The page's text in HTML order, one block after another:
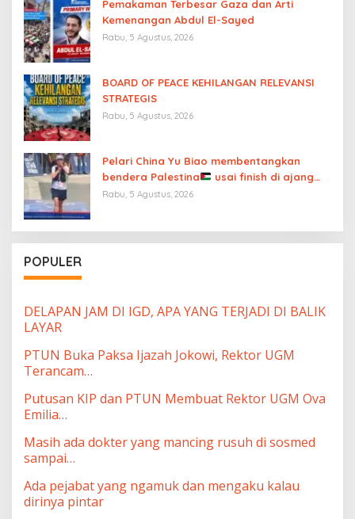
Pemakaman Terbesar Gaza dan Arti
Kemenangan Abdul El-Sayed
Rabu, 5 Agustus, 2026
BOARD OF PEACE KEHILANGAN RELEVANSI
STRATEGIS
Rabu, 5 Agustus, 2026
Pelari China Yu Biao membentangkan
bendera Palestina
usai finish di ajang
UTMB Mont-Blanc sambil menutup mulut
Rabu, 5 Agustus, 2026
POPULER
DELAPAN JAM DI IGD, APA YANG TERJADI DI BALIK
LAYAR
PTUN Buka Paksa Ijazah Jokowi, Rektor UGM
Terancam…
Putusan KIP dan PTUN Membuat Rektor UGM Ova
Emilia…
Masih ada dokter yang mancing rusuh di sosmed
sampai…
Ada pejabat yang ngamuk dan mengaku kalau
dirinya pintar